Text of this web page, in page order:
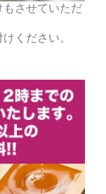
させていただ
ください。